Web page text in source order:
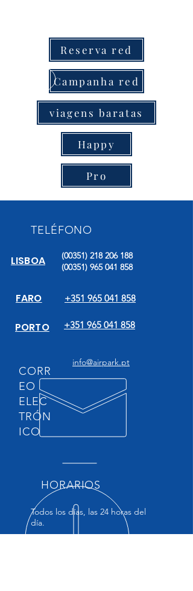
Reserva red
Campanha red
viagens baratas
Happy
Pro
TELÉFONO
LISBOA
(00351) 218 206 188
(00351) 965 041 858
FARO +351 965 041 858
PORTO +351 965 041 858
CORR
EO
ELEC
TRÓN
ICO
info@airpark.pt
HORARIOS
Todos los días, las 24 horas del
día.